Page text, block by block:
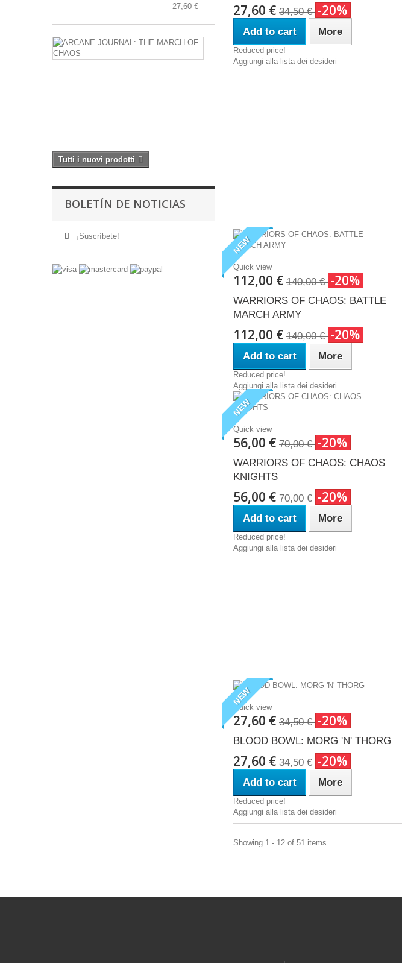
27,60 €
JOURNAL:
Tutti i nuovi prodotti
BOLETÍN DE NOTICIAS
¡Suscríbete!
27,60 € 34,50 € -20%
Add to cart More
Reduced price!
Aggiungi alla lista dei desideri
Quick view
112,00 € 140,00 € -20%
NEW
WARRIORS OF CHAOS: BATTLE
MARCH ARMY
112,00 € 140,00 € -20%
Add to cart More
Reduced price!
Aggiungi alla lista dei desideri
Quick view
56,00 € 70,00 € -20%
NEW
WARRIORS OF CHAOS: CHAOS
KNIGHTS
56,00 € 70,00 € -20%
Add to cart More
Reduced price!
Aggiungi alla lista dei desideri
Quick view
27,60 € 34,50 € -20%
NEW
BLOOD BOWL: MORG 'N' THORG
27,60 € 34,50 € -20%
Add to cart More
Reduced price!
Aggiungi alla lista dei desideri
Showing 1 - 12 of 51 items